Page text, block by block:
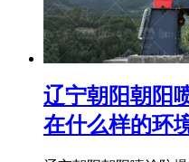
辽宁朝阳朝阳
在什么样的环